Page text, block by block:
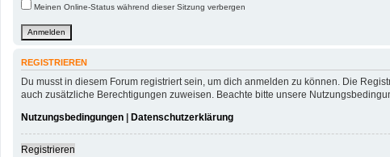
Meinen Online-Status während dieser Sitzung verbergen
REGISTRIEREN
Du musst in diesem Forum registriert sein, um dich anmelden zu können. Die
auch zusätzliche Berechtigungen zuweisen. Beachte bitte unsere
Nutzungsbedingungen | Datenschutzerklärung
Registrieren